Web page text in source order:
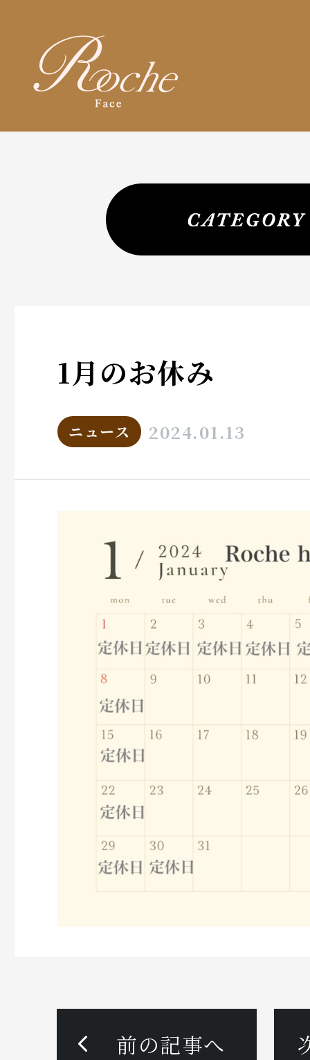
1月のお休み
ニュース 2024.01.13
前の記事へ